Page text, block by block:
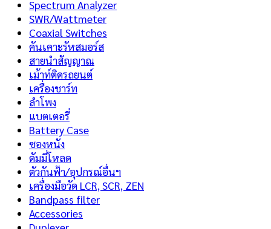
Spectrum Analyzer
SWR/Wattmeter
Coaxial Switches
คันเคาะรัหสมอร์ส
สายนำสัญญาณ
เม้าท์ติดรถยนต์
เครื่องชาร์ท
ลำโพง
แบตเตอรี่
Battery Case
ซองหนัง
ดัมมี่โหลด
ตัวกันฟ้า/อุปกรณ์อื่นฯ
เครื่องมือวัด LCR, SCR, ZEN
Bandpass filter
Accessories